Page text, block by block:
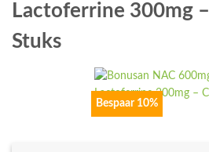
Lactoferrine 300mg
Stuks
Bespaar 10%